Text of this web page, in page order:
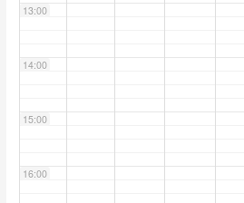
13:00
14:00
15:00
16:00